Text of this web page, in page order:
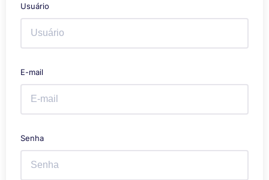
Usuário
E-mail
Senha